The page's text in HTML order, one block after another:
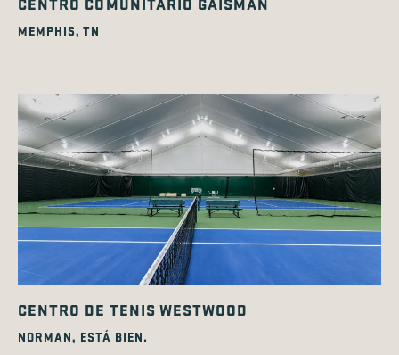
MEMPHIS, TN
CENTRO DE TENIS WESTWOOD
NORMAN, ESTÁ BIEN.